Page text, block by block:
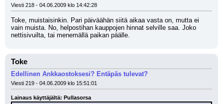
Viesti 218 - 04.06.2009 klo 14:42:28
Toke, muistaisinkin. Pari päiväähän siitä aikaa vasta on, mutta ei
vain muista. No, helpostihan kauppojen hinnat selville saa. Joko
nettisivuilta, tai menemällä paikan päälle.
Toke
Edellinen Ankkaostoksesi? Entäpäs tulevat?
Viesti 219 - 04.06.2009 klo 15:51:01
Lainaus käyttäjältä: Pullasorsa